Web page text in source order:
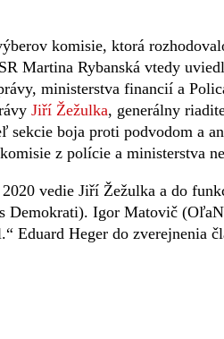
komisie, ktorá
Martina Rybanská vtedy
ministerstva financií a
Jiří Žežulka, generálny
sekcie boja proti podvodom a
z polície a ministerstva
vedie Jiří Žežulka a do
Demokrati). Igor Matovič
Eduard Heger do zverejnenia